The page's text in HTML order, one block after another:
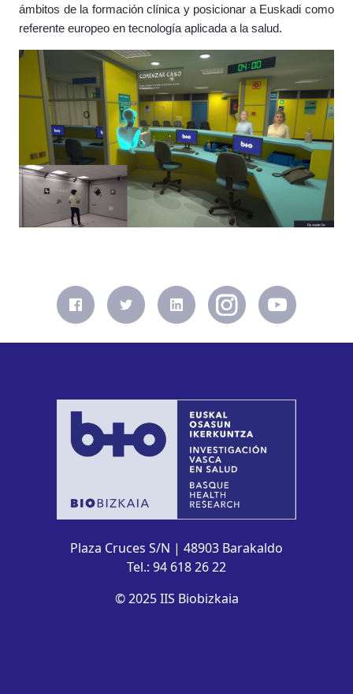
ámbitos de la formación clínica y posicionar a Euskadi como
referente europeo en tecnología aplicada a la salud.
Plaza Cruces S/N | 48903 Barakaldo
Tel.: 94 618 26 22
© 2025 IIS Biobizkaia